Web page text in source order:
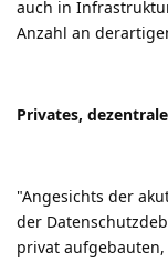
auch in
Anzahl an
Privates,
"Angesichts der
der
privat